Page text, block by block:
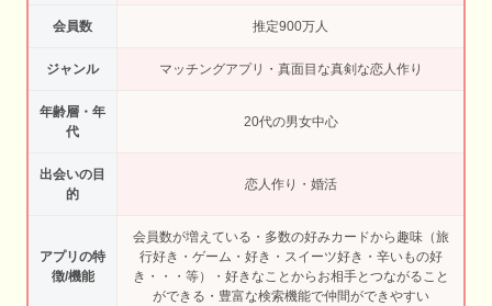
会員数 推定900万人
ジャンル マッチングアプリ・真面目な真剣な恋人作り
年齢層・年
代
20代の男女中心
出会いの目
的
恋人作り・婚活
アプリの特
徴/機能
会員数が増えている・多数の好みカードから趣味（旅
行好き・ゲーム・好き・スイーツ好き・辛いもの好
き・・・等）・好きなことからお相手とつながること
ができる・豊富な検索機能で仲間ができやすい